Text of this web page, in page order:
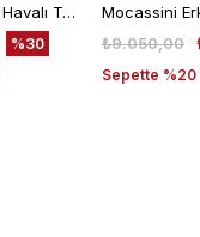
Mocassini Erkek Tekstil Havalı Taban Beyaz Spor & Sneaker Ayakkabı
%30 ₺9.050,00
Sepette %20